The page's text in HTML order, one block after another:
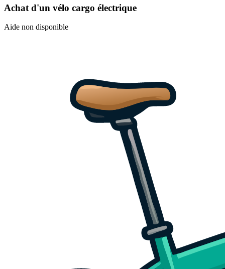
Achat d'un vélo cargo électrique
Aide non disponible